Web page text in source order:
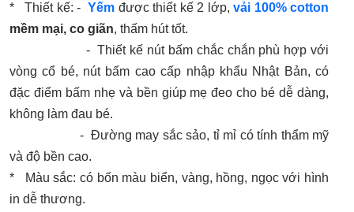
* Thiết kế: -Yếm được thiết kế 2 lớp,vải 100% cotton
mềm mại, co giãn, thấm hút tốt.
- Thiết kế nút bấm chắc chắn phù hợp với
vòng cổ bé, nút bấm cao cấp nhập khẩu Nhật Bản, có
đặc điểm bấm nhẹ và bền giúp mẹ đeo cho bé dễ dàng,
không làm đau bé.
- Đường may sắc sảo, tỉ mỉ có tính thẩm mỹ
và độ bền cao.
* Màu sắc: có bốn màu biển, vàng, hồng, ngọc với hình
in dễ thương.